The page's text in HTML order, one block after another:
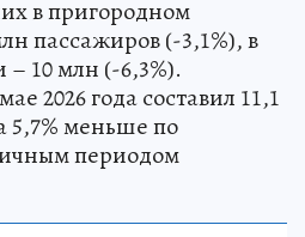
в пригородном
пассажиров (-3,1%), в
10 млн (-6,3%).
2026 года составил 11,1
5,7% меньше по
периодом